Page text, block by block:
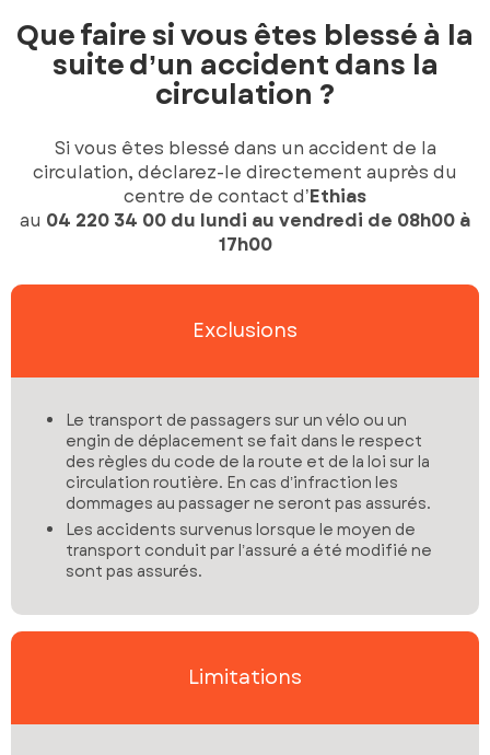
Que faire si vous êtes blessé à la
suite d’un accident dans la
circulation ?
Si vous êtes blessé dans un accident de la
circulation, déclarez-le directement auprès du
centre de contact d’Ethias
au 04 220 34 00 du lundi au vendredi de 08h00 à
17h00
Exclusions
Le transport de passagers sur un vélo ou un
engin de déplacement se fait dans le respect
des règles du code de la route et de la loi sur la
circulation routière. En cas d’infraction les
dommages au passager ne seront pas assurés.
Les accidents survenus lorsque le moyen de
transport conduit par l’assuré a été modifié ne
sont pas assurés.
Limitations